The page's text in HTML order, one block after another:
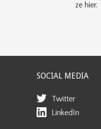
ze hier.
SOCIAL MEDIA
Twitter
LinkedIn